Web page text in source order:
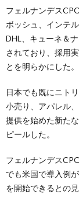
フェルナンデス
ボッシュ、インテ
DHL、キューネ＆
されており、採用
とを明らかにした。
日本でも既にニト
小売り、アパレル
提供を始めた新た
ピールした。
フェルナンデス
でも米国で導入例
を開始できるとの